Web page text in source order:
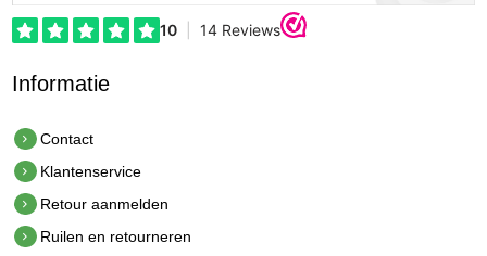
Informatie
Contact
Klantenservice
Retour aanmelden
Ruilen en retourneren